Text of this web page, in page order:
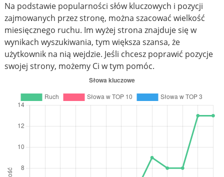
Na podstawie popularności słów kluczowych i pozycji
zajmowanych przez stronę, można szacować wielkość
miesięcznego ruchu. Im wyżej strona znajduje się w
wynikach wyszukiwania, tym większa szansa, że
użytkownik na nią wejdzie. Jeśli chcesz poprawić pozycje
swojej strony, możemy Ci w tym pomóc.